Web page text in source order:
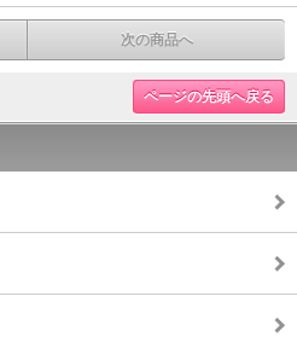
次の商品へ
ページの先頭へ戻る